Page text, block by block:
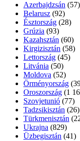
Azerbajdzsán (57)
Belarusz (92)
Észtország (28)
Grúzia (93)
Kazahsztán (60)
Kirgizisztán (58)
Lettország (45)
Litvánia (50)
Moldova (52)
Örményország
Oroszország (1
Szovjetunió (77)
Tadzsikisztán (26)
Türkmenisztán
Ukrajna (829)
Üzbegisztán (41)